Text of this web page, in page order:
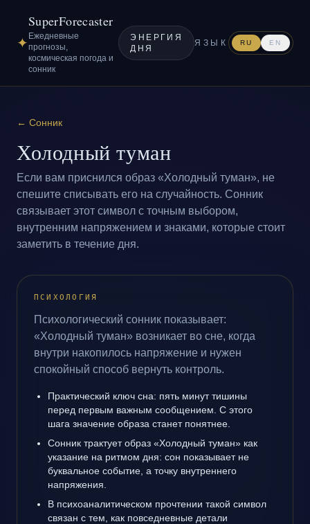
✦
SuperForecaster
Ежедневные
прогнозы,
космическая погода и
сонник
ЭНЕРГИЯ
ДНЯ
ЯЗЫК RU EN
← Сонник
Холодный туман
Если вам приснился образ «Холодный туман», не
спешите списывать его на случайность. Сонник
связывает этот символ с точным выбором,
внутренним напряжением и знаками, которые стоит
заметить в течение дня.
ПСИХОЛОГИЯ
Психологический сонник показывает:
«Холодный туман» возникает во сне, когда
внутри накопилось напряжение и нужен
спокойный способ вернуть контроль.
Практический ключ сна: пять минут тишины
перед первым важным сообщением. С этого
шага значение образа станет понятнее.
Сонник трактует образ «Холодный туман» как
указание на ритмом дня: сон показывает не
буквальное событие, а точку внутреннего
напряжения.
В психоаналитическом прочтении такой символ
связан с тем, как повседневные детали